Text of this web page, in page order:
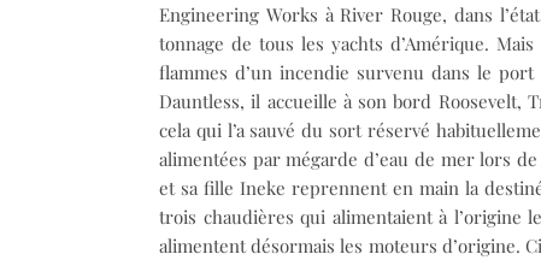
Engineering Works à River Rouge, dans
tonnage de tous les yachts d’Amérique.
flammes d’un incendie survenu dans le port
Dauntless, il accueille à son bord Roosevelt,
cela qui l’a sauvé du sort réservé
alimentées par mégarde d’eau de mer lors
et sa fille Ineke reprennent en main la
trois chaudières qui alimentaient à l’origine
alimentent désormais les moteurs d’origine.